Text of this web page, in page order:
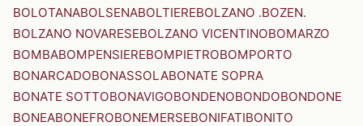
BOLOTANABOLSENABOLTIEREBOLZANO .BOZEN.
BOLZANO NOVARESEBOLZANO VICENTINOBOMARZO
BOMBABOMPENSIEREBOMPIETROBOMPORTO
BONARCADOBONASSOLABONATE SOPRA
BONATE SOTTOBONAVIGOBONDENOBONDOBONDONE
BONEABONEFROBONEMERSEBONIFATIBONITO